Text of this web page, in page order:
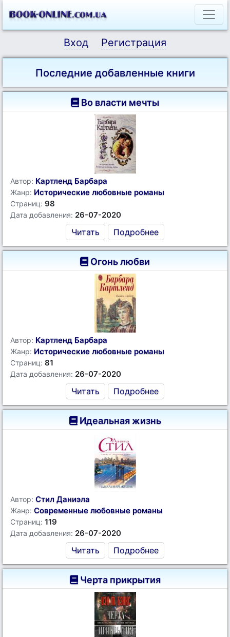
Вход Регистрация
Последние добавленные книги
Во власти мечты
Автор: Картленд Барбара
Жанр: Исторические любовные романы
Страниц: 98
Дата добавления: 26-07-2020
Читать Подробнее
Огонь любви
Автор: Картленд Барбара
Жанр: Исторические любовные романы
Страниц: 81
Дата добавления: 26-07-2020
Читать Подробнее
Идеальная жизнь
Автор: Стил Даниэла
Жанр: Современные любовные романы
Страниц: 119
Дата добавления: 26-07-2020
Читать Подробнее
Черта прикрытия